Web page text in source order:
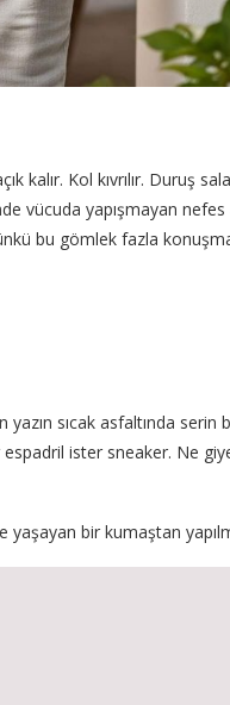
kalır. Kol kıvrılır. Duruş
vücuda yapışmayan nefes
bu gömlek fazla
sıcak asfaltında serin
ister sneaker. Ne
bir kumaştan